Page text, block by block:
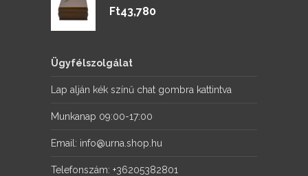
Ft43,780
Ügyfélszolgálat
Lap alján kék színű chat gombra kattintva
Munkanap 09:00-17:00
Email: info@urna.shop.hu
Telefonszám: +36205382801